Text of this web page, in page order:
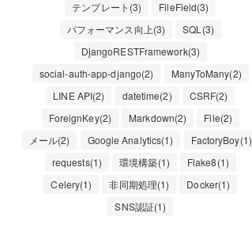
テンプレート(3)
FileField(3)
パフォーマンス向上(3)
SQL(3)
DjangoRESTFramework(3)
social-auth-app-django(2)
ManyToMany(2)
LINE API(2)
datetime(2)
CSRF(2)
ForeignKey(2)
Markdown(2)
File(2)
メール(2)
Google Analytics(1)
FactoryBoy(1)
requests(1)
環境構築(1)
Flake8(1)
Celery(1)
非同期処理(1)
Docker(1)
SNS認証(1)